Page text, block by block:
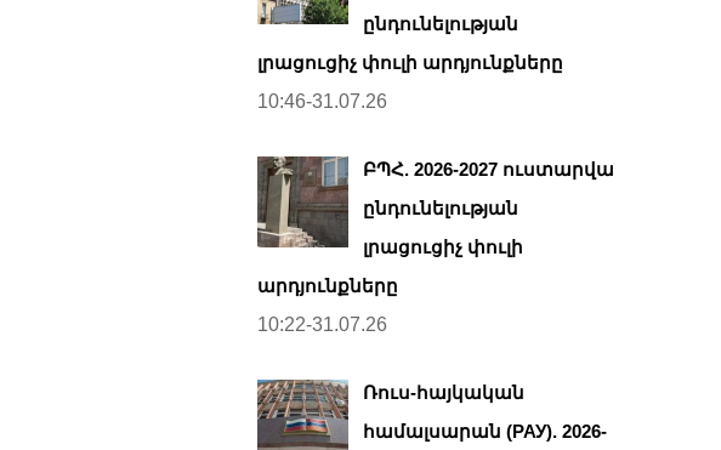
ընդունելության
լրացուցիչ փուլի արդյունքները
10:46-31.07.26
ԲՊՀ. 2026-2027 ուստարվա
ընդունելության
լրացուցիչ փուլի
արդյունքները
10:22-31.07.26
Ռուս-հայկական
համալսարան (РАУ). 2026-